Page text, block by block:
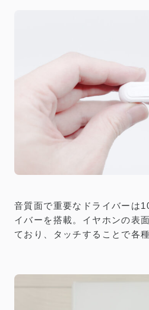
音質面で重要なドライバーは
イバーを搭載。イヤホンの表
ており、タッチすることで各